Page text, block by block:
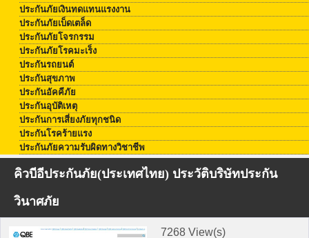
ประกันภัยเงินทดแทนแรงงาน
ประกันภัยเบ็ดเตล็ด
ประกันภัยโจรกรรม
ประกันภัยโรคมะเร็ง
ประกันรถยนต์
ประกันสุขภาพ
ประกันอัคคีภัย
ประกันอุบัติเหตุ
ประกันการเสี่ยงภัยทุกชนิด
ประกันโรคร้ายแรง
ประกันภัยความรับผิดทางวิชาชีพ
คิวบีอีประกันภัย(ประเทศไทย) ประวัติบริษัทประกัน
วินาศภัย
7268 View(s)